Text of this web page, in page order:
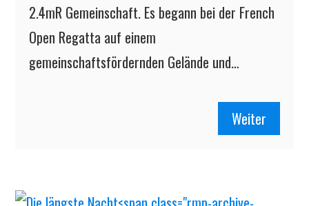
2.4mR Gemeinschaft. Es begann bei der French
Open Regatta auf einem
gemeinschaftsfördernden Gelände und…
Weiter